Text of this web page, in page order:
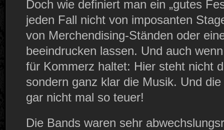
Doch wie definiert man ein „gutes
jeden Fall nicht von imposanten
von Merchendising-Ständen oder
beeindrucken lassen. Und auch
für Kommerz haltet: Hier steht nicht
sondern ganz klar die Musik. Und
gar nicht mal so teuer!
Die Bands waren sehr